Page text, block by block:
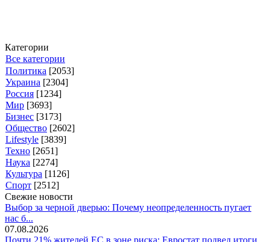
Категории
Все категории
Политика [2053]
Украина [2304]
Россия [1234]
Мир [3693]
Бизнес [3173]
Общество [2602]
Lifestyle [3839]
Техно [2651]
Наука [2274]
Культура [1126]
Спорт [2512]
Свежие новости
Выбор за черной дверью: Почему неопределенность пугает
нас б...
07.08.2026
Почти 21% жителей ЕС в зоне риска: Евростат подвел итоги